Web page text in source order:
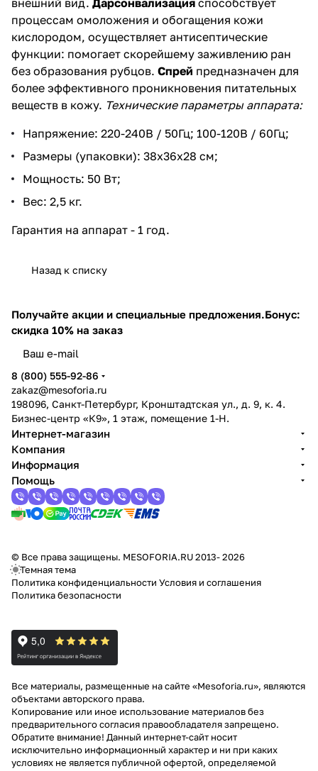
процессам омоложения и обогащения кожи
кислородом, осуществляет антисептические
функции: помогает скорейшему заживлению ран
без образования рубцов. Спрей предназначен для
более эффективного проникновения питательных
веществ в кожу. Технические параметры аппарата:
Напряжение: 220-240В / 50Гц; 100-120В / 60Гц;
Размеры (упаковки): 38x36x28 см;
Мощность: 50 Вт;
Вес: 2,5 кг.
Гарантия на аппарат - 1 год.
Назад к списку
Получайте акции и специальные предложения.Бонус:
скидка 10% на заказ
8 (800) 555-92-86
zakaz@mesoforia.ru
198096, Санкт-Петербург, Кронштадтская ул., д. 9, к. 4.
Бизнес-центр «К9», 1 этаж, помещение 1-Н.
Интернет-магазин
Компания
Информация
Помощь
© Все права защищены. MESOFORIA.RU 2013- 2026
Темная тема
Политика конфиденциальности Условия и соглашения
Политика безопасности
Все материалы, размещенные на сайте «Mesoforia.ru», являются
объектами авторского права.
Копирование или иное использование материалов без
предварительного согласия правообладателя запрещено.
Обратите внимание! Данный интернет-сайт носит
исключительно информационный характер и ни при каких
условиях не является публичной офертой, определяемой